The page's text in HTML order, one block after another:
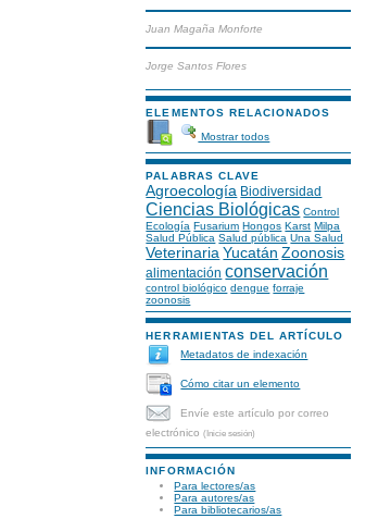
Juan Magaña Monforte
Jorge Santos Flores
ELEMENTOS RELACIONADOS
Mostrar todos
PALABRAS CLAVE
Agroecología Biodiversidad
Ciencias Biológicas Control
Ecología Fusarium Hongos Karst Milpa
Salud Pública Salud pública Una Salud
Veterinaria Yucatán Zoonosis
alimentación conservación
control biológico dengue forraje
zoonosis
HERRAMIENTAS DEL ARTÍCULO
Metadatos de indexación
Cómo citar un elemento
Envíe este artículo por correo
electrónico(Inicie sesión)
INFORMACIÓN
Para lectores/as
Para autores/as
Para bibliotecarios/as